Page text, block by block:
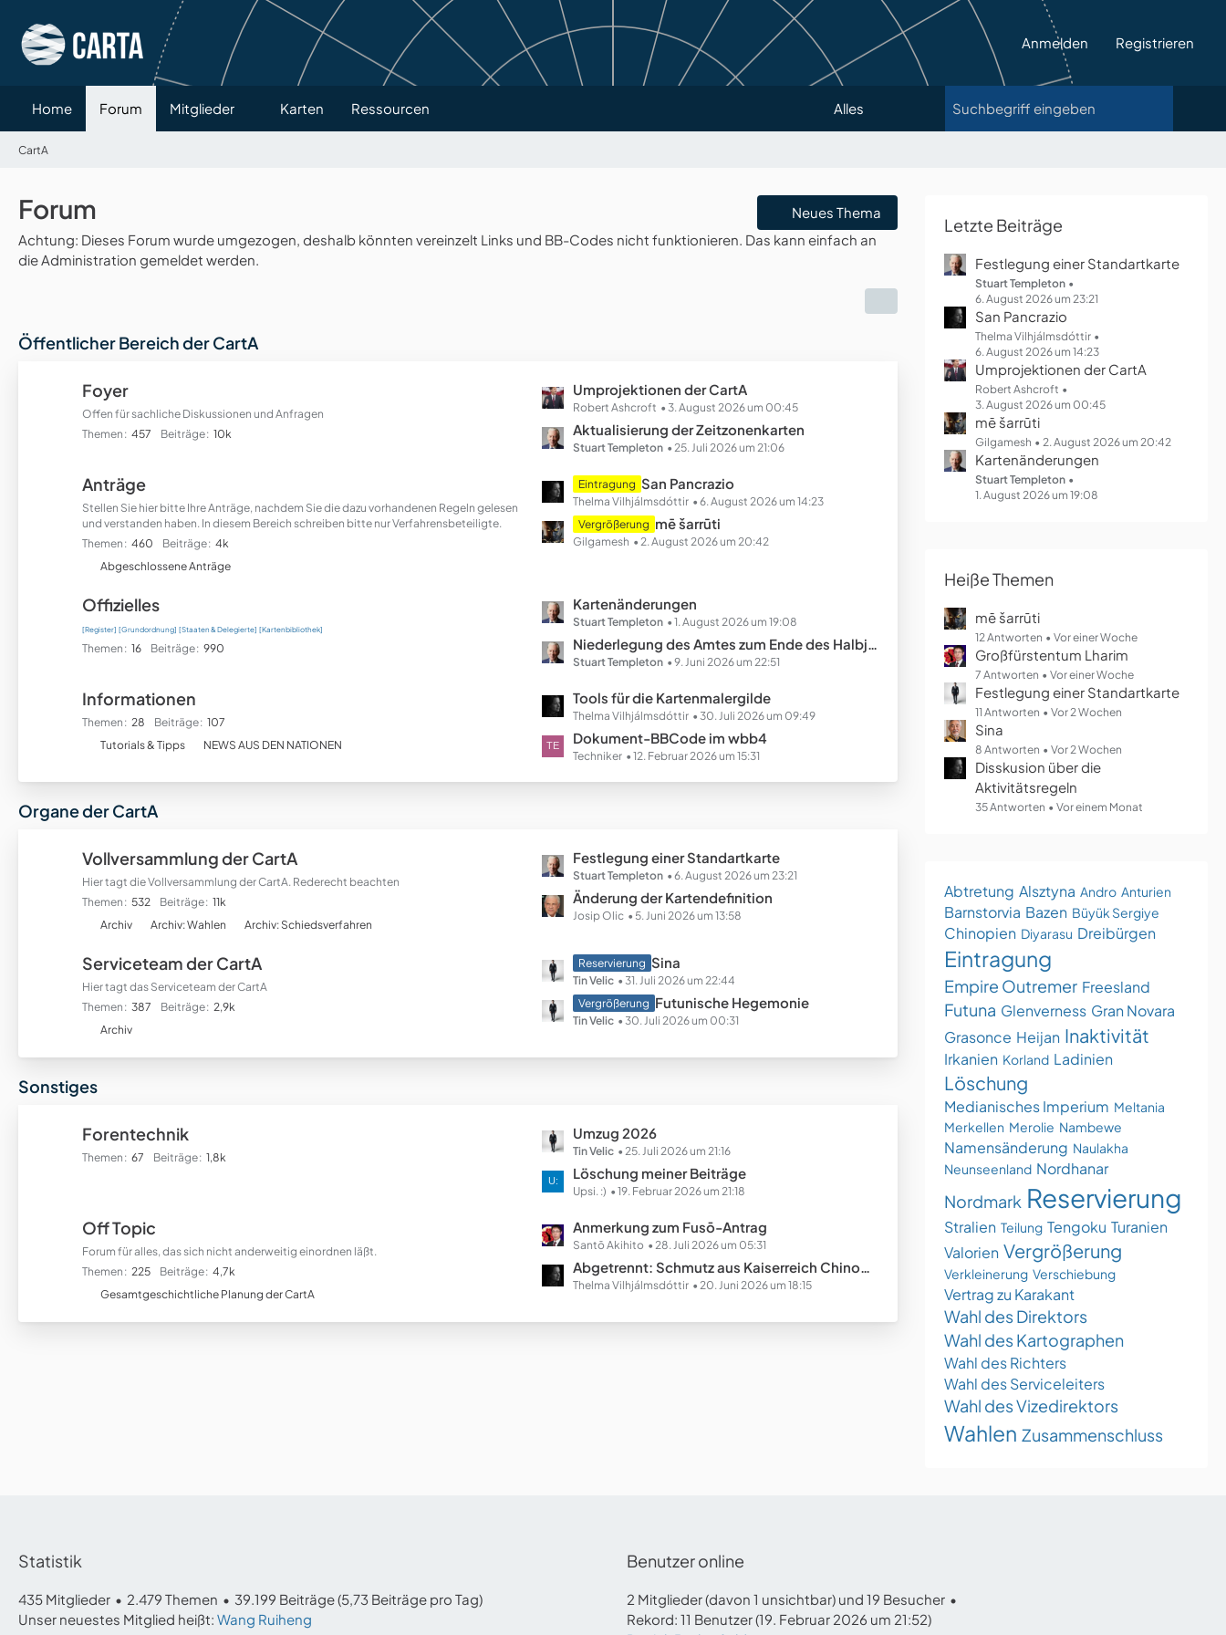
Anmelden Registrieren
Home Forum Mitglieder Karten Ressourcen Alles
CartA
Forum
Neues Thema
Achtung: Dieses Forum wurde umgezogen, deshalb könnten vereinzelt Links und BB-Codes nicht funktionieren. Das kann einfach an
die Administration gemeldet werden.
Öffentlicher Bereich der CartA
Foyer
Offen für sachliche Diskussionen und Anfragen
Themen
457 Beiträge 10k
L
e
t
z
e
ä
e
Umprojektionen der CartA
Robert Ashcroft 3. August 2026 um 00:45
Aktualisierung der Zeitzonenkarten
Stuart Templeton 25. Juli 2026 um 21:06
Anträge
Stellen Sie hier bitte Ihre Anträge, nachdem Sie die dazu vorhandenen Regeln gelesen
und verstanden haben. In diesem Bereich schreiben bitte nur Verfahrensbeteiligte.
Themen
460 Beiträge 4k
L
e
t
z
B
e
i
t
e
Eintragung San Pancrazio
Thelma Vilhjálmsdóttir
6. August 2026 um 14:23
Vergrößerung mē šarrūti
Gilgamesh 2. August 2026 um 20:42
t
e
r
r
e
Abgeschlossene Anträge
Offizielles
[Register] [Grundordnung] [Staaten & Delegierte] [Kartenbibliothek]
Themen 16 Beiträge 990
L
e
t
z
e
t
e
Kartenänderungen
Stuart Templeton 1. August 2026 um 19:08
Niederlegung des Amtes zum Ende des Halbjahres
Stuart Templeton 9. Juni 2026 um 22:51
Informationen
Themen 28 Beiträge 107
L
e
t
z
t
i
t
r
ä
e
Tools für die Kartenmalergilde
Thelma Vilhjálmsdóttir 30. Juli 2026 um 09:49
Dokument-BBCode im wbb4
Techniker 12. Februar 2026 um 15:31
t
e
o
r
e
Tutorials & Tipps NEWS AUS DEN NATIONEN
Organe der CartA
Vollversammlung der CartA
Hier tagt die Vollversammlung der CartA. Rederecht beachten
Themen
532 Beiträge 11k
L
e
t
z
e
B
e
i
r
Festlegung einer Standartkarte
Stuart Templeton 6. August 2026 um 23:21
Änderung der Kartendefinition
Josip Olic 5. Juni 2026 um 13:58
t
e
r
e
Archiv Archiv: Wahlen Archiv: Schiedsverfahren
Serviceteam der CartA
Hier tagt das Serviceteam der CartA
Themen
387 Beiträge 2,9k
L
e
t
z
e
ä
e
Reservierung Sina
Tin Velic
31. Juli 2026 um 22:44
Vergrößerung Futunische Hegemonie
Tin Velic 30. Juli 2026 um 00:31
e
f
o
Archiv
Sonstiges
Forentechnik
Themen 67 Beiträge 1,8k
L
e
t
z
e
Umzug 2026
Tin Velic 25. Juli 2026 um 21:16
Löschung meiner Beiträge
Upsi. :) 19. Februar 2026 um 21:18
Off Topic
Forum für alles, das sich nicht anderweitig einordnen läßt.
Themen
225 Beiträge 4,7k
L
e
t
z
e
Anmerkung zum Fusō-Antrag
Santō Akihito 28. Juli 2026 um 05:31
Abgetrennt: Schmutz aus Kaiserreich Chinopien (Ausgestaltungsstaat)
Thelma Vilhjálmsdóttir 20. Juni 2026 um 18:15
Gesamtgeschichtliche Planung der CartA
Letzte Beiträge
Festlegung einer Standartkarte
Stuart Templeton
6. August 2026 um 23:21
San Pancrazio
Thelma Vilhjálmsdóttir
6. August 2026 um 14:23
Umprojektionen der CartA
Robert Ashcroft
3. August 2026 um 00:45
mē šarrūti
Gilgamesh 2. August 2026 um 20:42
Kartenänderungen
Stuart Templeton
1. August 2026 um 19:08
Heiße Themen
mē šarrūti
12 Antworten Vor einer Woche
Großfürstentum Lharim
7 Antworten Vor einer Woche
Festlegung einer Standartkarte
11 Antworten Vor 2 Wochen
Sina
8 Antworten Vor 2 Wochen
Disskusion über die
Aktivitätsregeln
35 Antworten Vor einem Monat
Abtretung Alsztyna Andro Anturien
Barnstorvia Bazen Büyük Sergiye
Chinopien Diyarasu Dreibürgen
Eintragung
Empire Outremer Freesland
Futuna Glenverness Gran Novara
Grasonce Heijan Inaktivität
Irkanien Korland Ladinien
Löschung
Medianisches Imperium Meltania
Merkellen Merolie Nambewe
Namensänderung Naulakha
Neunseenland Nordhanar
Nordmark Reservierung
Stralien Teilung Tengoku Turanien
Valorien Vergrößerung
Verkleinerung Verschiebung
Vertrag zu Karakant
Wahl des Direktors
Wahl des Kartographen
Wahl des Richters
Wahl des Serviceleiters
Wahl des Vizedirektors
Wahlen Zusammenschluss
Statistik
435 Mitglieder 2.479 Themen
39.199 Beiträge (5,73 Beiträge pro Tag)
Unser neuestes Mitglied heißt: Wang Ruiheng
Benutzer online
2 Mitglieder (davon 1 unsichtbar) und 19 Besucher
Rekord: 11 Benutzer (19. Februar 2026 um 21:52)